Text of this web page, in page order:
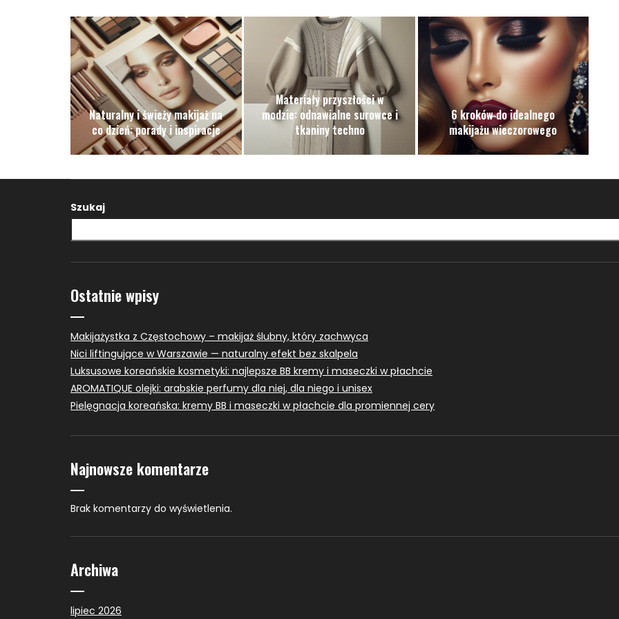
Naturalny i świeży makijaż na
co dzień: porady i inspiracje
Materiały przyszłości w
modzie: odnawialne surowce i
tkaniny techno
6 kroków do idealnego
makijażu wieczorowego
Szukaj
Ostatnie wpisy
Makijażystka z Częstochowy – makijaż ślubny, który zachwyca
Nici liftingujące w Warszawie — naturalny efekt bez skalpela
Luksusowe koreańskie kosmetyki: najlepsze BB kremy i maseczki w płachcie
AROMATIQUE olejki: arabskie perfumy dla niej, dla niego i unisex
Pielęgnacja koreańska: kremy BB i maseczki w płachcie dla promiennej cery
Najnowsze komentarze
Brak komentarzy do wyświetlenia.
Archiwa
lipiec 2026